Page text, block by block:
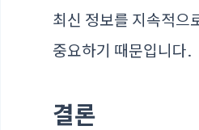
최신 정보를 지속적으
중요하기 때문입니다.
결론